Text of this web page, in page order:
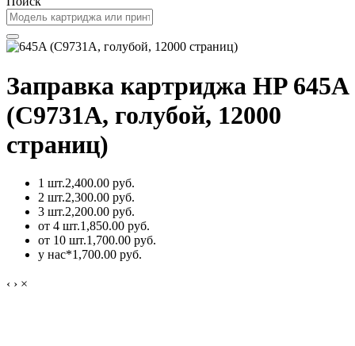
Заправка картриджа HP 645A
(C9731A, голубой, 12000
страниц)
1 шт.2,400.00 руб.
2 шт.2,300.00 руб.
3 шт.2,200.00 руб.
от 4 шт.1,850.00 руб.
от 10 шт.1,700.00 руб.
у нас*1,700.00 руб.
‹ › ×